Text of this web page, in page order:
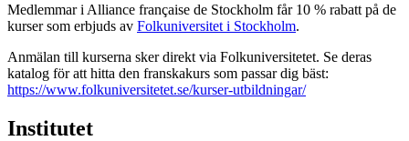
Medlemmar i Alliance française de Stockholm får 10 % rabatt på de
kurser som erbjuds av Folkuniversitet i Stockholm.
Anmälan till kurserna sker direkt via Folkuniversitetet. Se deras
katalog för att hitta den franskakurs som passar dig bäst:
https://www.folkuniversitetet.se/kurser-utbildningar/
Institutet